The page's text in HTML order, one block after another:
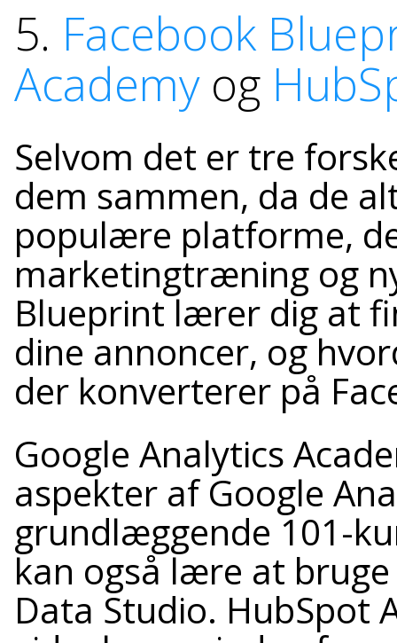
5. Facebook
Academyog
Selvom det er tre
dem sammen, da de
populære platforme,
marketingtræning og
Blueprint lærer dig at
dine annoncer, og
der konverterer på
Google Analytics
aspekter af Google
grundlæggende 101-
kan også lære at
Data Studio. HubSpot